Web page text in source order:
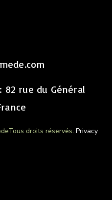
rue du Général
Tous droits réservés. Privacy